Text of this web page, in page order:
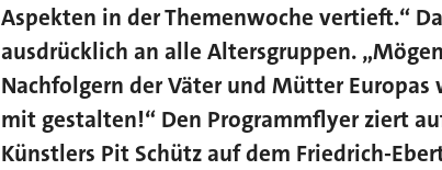
Aspekten in der Themenwoche vertieft.“
ausdrücklich an alle Altersgruppen.
Nachfolgern der Väter und Mütter Europas
mit gestalten!“ Den Programmflyer ziert
Künstlers Pit Schütz auf dem Friedrich-